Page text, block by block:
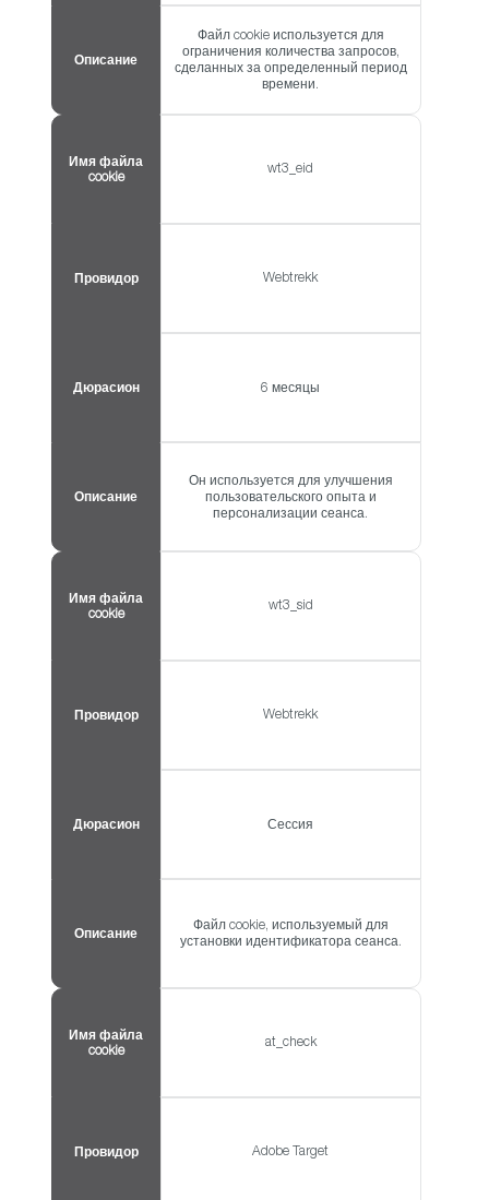
Описание
Файл cookie используется для
ограничения количества запросов,
сделанных за определенный период
времени.
Имя файла
cookie
Провидор
Дюрасион
Описание
wt3_eid
Webtrekk
6 месяцы
Он используется для улучшения
пользовательского опыта и
персонализации сеанса.
Имя файла
cookie
Провидор
Дюрасион
Описание
wt3_sid
Webtrekk
Сессия
Файл cookie, используемый для
установки идентификатора сеанса.
Имя файла
cookie
Провидор
at_check
Adobe Target